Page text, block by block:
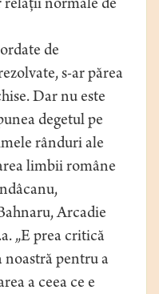
relaţii normale de
de
s-ar părea
Dar nu este
degetul pe
rânduri ale
limbii române
Arcadie
„E prea critică
noastră pentru a
a ceea ce e